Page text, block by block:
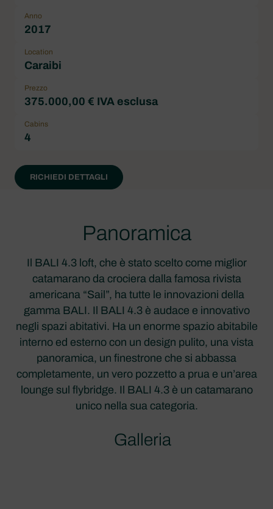
Anno
2017
Location
Caraibi
Prezzo
375.000,00 € IVA esclusa
Cabins
4
RICHIEDI DETTAGLI
Panoramica
Il BALI 4.3 loft, che è stato scelto come miglior
catamarano da crociera dalla famosa rivista
americana “Sail”, ha tutte le innovazioni della
gamma BALI. Il BALI 4.3 è audace e innovativo
negli spazi abitativi. Ha un enorme spazio abitabile
interno ed esterno con un design pulito, una vista
panoramica, un finestrone che si abbassa
completamente, un vero pozzetto a prua e un’area
lounge sul flybridge. Il BALI 4.3 è un catamarano
unico nella sua categoria.
Galleria